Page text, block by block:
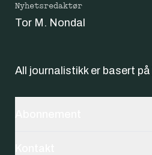
Nyhetsredaktør
Tor M. Nondal
All journalistikk er basert på